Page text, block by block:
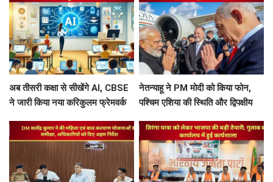
अब तीसरी कक्षा से सीखेंगे AI, CBSE
ने जारी किया नया करिकुलम फ्रेमवर्क
नेतन्याहू ने PM मोदी को किया फोन,
पश्चिम एशिया की स्थिति और द्विपक्षीय